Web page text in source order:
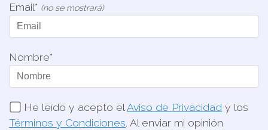
Email* (no se mostrará)
Nombre*
He leído y acepto el Aviso de Privacidad y los
Términos y Condiciones. Al enviar mi opinión